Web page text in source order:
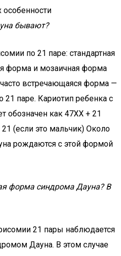
бывают?
по 21 паре: стандартная
форма и мозаичная форма
встречающаяся форма —
21 паре. Кариотип ребенка с
обозначен как 47ХХ + 21
(если это мальчик) Около
рождаются с этой формой
форма синдрома Дауна? В
21 пары наблюдается
Дауна. В этом случае